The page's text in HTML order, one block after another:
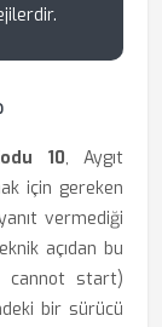
10, Aygıt
için gereken
vermediği
açıdan bu
cannot start)
bir sürücü